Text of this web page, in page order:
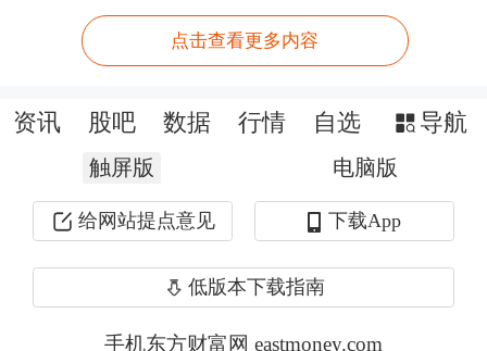
作者：财智星
点击查看更多内容
资讯 股吧 数据 行情 自选 导航
触屏版 电脑版
给网站提点意见 下载App
低版本下载指南
手机东方财富网 eastmoney.com